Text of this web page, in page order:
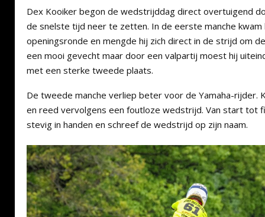
Dex Kooiker begon de wedstrijddag direct overtuigend
de snelste tijd neer te zetten. In de eerste manche
openingsronde en mengde hij zich direct in de strijd om
een mooi gevecht maar door een valpartij moest hij
met een sterke tweede plaats.
De tweede manche verliep beter voor de Yamaha-rijder.
en reed vervolgens een foutloze wedstrijd. Van start tot
stevig in handen en schreef de wedstrijd op zijn naam.